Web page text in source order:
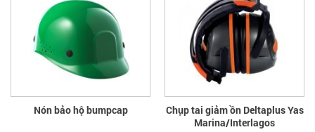
Nón bảo hộ bumpcap
Chụp tai giảm ồn Deltaplus Yas
Marina/Interlagos